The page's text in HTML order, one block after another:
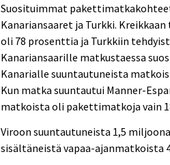
Suosituimmat
Kanariansaaret ja Turkki.
oli 78 prosenttia ja Turkkiin
Kanariansaarille matkustaessa
Kanarialle suuntautuneista
Kun matka suuntautui Manner-
matkoista oli pakettimatkoja vain
Viroon suuntautuneista 1,5
sisältäneistä vapaa-